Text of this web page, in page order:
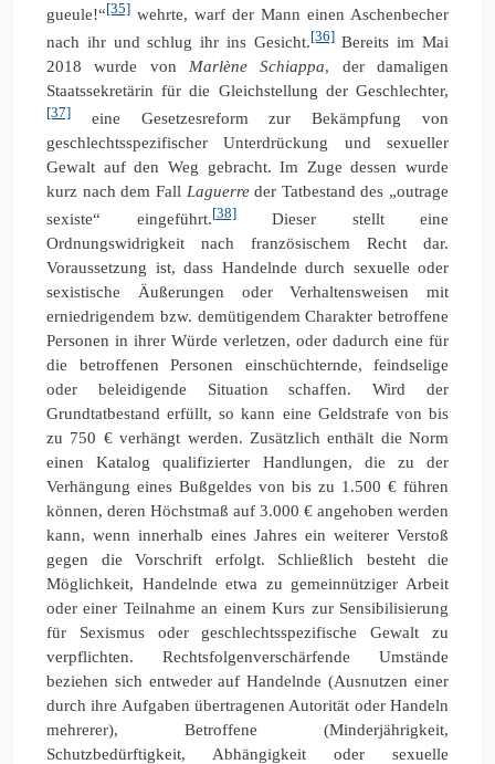
gueule!“[35] wehrte, warf der Mann einen Aschenbecher
nach ihr und schlug ihr ins Gesicht.[36]Bereits im Mai
2018 wurde von Marlène Schiappa, der damaligen
Staatssekretärin für die Gleichstellung der Geschlechter,
[37] eine Gesetzesreform zur Bekämpfung von
geschlechtsspezifischer Unterdrückung und sexueller
Gewalt auf den Weg gebracht. Im Zuge dessen wurde
kurz nach dem Fall Laguerreder Tatbestand des „outrage
sexiste“ eingeführt.[38]Dieser stellt eine
Ordnungswidrigkeit nach französischem Recht dar.
Voraussetzung ist, dass Handelnde durch sexuelle oder
sexistische Äußerungen oder Verhaltensweisen mit
erniedrigendem bzw. demütigendem Charakter betroffene
Personen in ihrer Würde verletzen, oder dadurch eine für
die betroffenen Personen einschüchternde, feindselige
oder beleidigende Situation schaffen. Wird der
Grundtatbestand erfüllt, so kann eine Geldstrafe von bis
zu 750 € verhängt werden. Zusätzlich enthält die Norm
einen Katalog qualifizierter Handlungen, die zu der
Verhängung eines Bußgeldes von bis zu 1.500 € führen
können, deren Höchstmaß auf 3.000 € angehoben werden
kann, wenn innerhalb eines Jahres ein weiterer Verstoß
gegen die Vorschrift erfolgt. Schließlich besteht die
Möglichkeit, Handelnde etwa zu gemeinnütziger Arbeit
oder einer Teilnahme an einem Kurs zur Sensibilisierung
für Sexismus oder geschlechtsspezifische Gewalt zu
verpflichten. Rechtsfolgenverschärfende Umstände
beziehen sich entweder auf Handelnde (Ausnutzen einer
durch ihre Aufgaben übertragenen Autorität oder Handeln
mehrerer), Betroffene (Minderjährigkeit,
Schutzbedürftigkeit, Abhängigkeit oder sexuelle